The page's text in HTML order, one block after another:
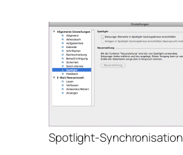
Spotlight-Synchronisation